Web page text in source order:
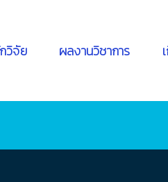
วิจัย ผลงานวิชาการ